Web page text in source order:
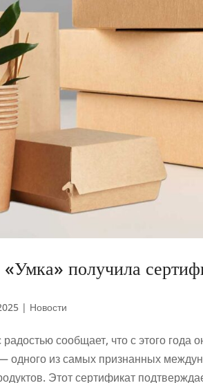
получила
| Новости
сообщает, что с этого года
одного из самых признанных
Этот сертификат